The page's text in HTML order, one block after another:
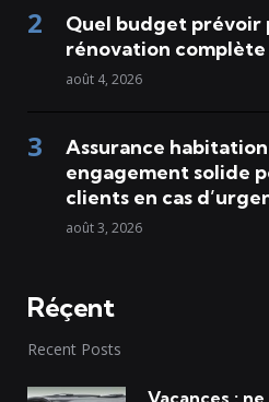
Quel budget prévoir
rénovation complète
août 4, 2026
Assurance
engagement solide
clients en cas
août 3, 2026
Réçent
Recent Posts
Vacances :